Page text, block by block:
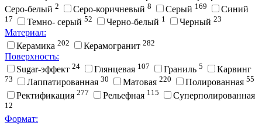
Серо-белый 2 Серо-коричневый 8 Серый 169 Синий
17 Темно- серый 52 Черно-белый 1 Черный 23
Материал:
Керамика 202 Керамогранит 282
Поверхность:
Sugar-эффект 24 Глянцевая 107 Граниль 5 Карвинг
73 Лаппатированная 30 Матовая 220 Полированная 55
Ректификация 277 Рельефная 115 Суперполированная
12
Формат: